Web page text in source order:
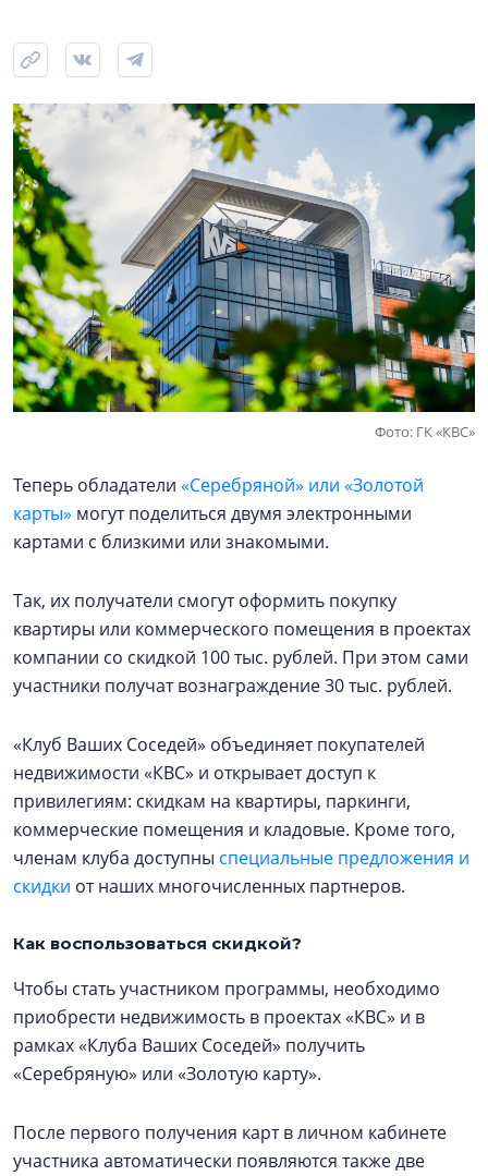
Фото: ГК «КВС»
Теперь обладатели «Серебряной» или «Золотой
карты» могут поделиться двумя электронными
картами с близкими или знакомыми.
Так, их получатели смогут оформить покупку
квартиры или коммерческого помещения в проектах
компании со скидкой 100 тыс. рублей. При этом сами
участники получат вознаграждение 30 тыс. рублей.
«Клуб Ваших Соседей» объединяет покупателей
недвижимости «КВС» и открывает доступ к
привилегиям: скидкам на квартиры, паркинги,
коммерческие помещения и кладовые. Кроме того,
членам клуба доступны специальные предложения и
скидки от наших многочисленных партнеров.
Как воспользоваться скидкой?
Чтобы стать участником программы, необходимо
приобрести недвижимость в проектах «КВС» и в
рамках «Клуба Ваших Соседей» получить
«Серебряную» или «Золотую карту».
После первого получения карт в личном кабинете
участника автоматически появляются также две